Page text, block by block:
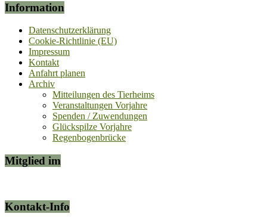
Information
Datenschutzerklärung
Cookie-Richtlinie (EU)
Impressum
Kontakt
Anfahrt planen
Archiv
Mitteilungen des Tierheims
Veranstaltungen Vorjahre
Spenden / Zuwendungen
Glückspilze Vorjahre
Regenbogenbrücke
Mitglied im
Kontakt-Info